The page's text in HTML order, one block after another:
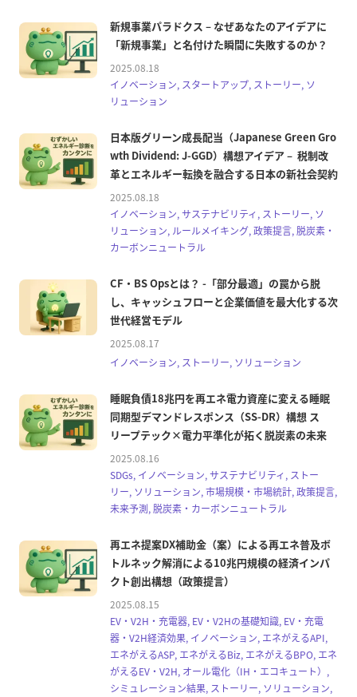
新規事業パラドクス – なぜあなたのアイデアに
「新規事業」と名付けた瞬間に失敗するのか？
2025.08.18
イノベーション, スタートアップ, ストーリー, ソ
リューション
日本版グリーン成長配当（Japanese Green Gro
wth Dividend: J-GGD）構想アイデア – 税制改
革とエネルギー転換を融合する日本の新社会契約
2025.08.18
イノベーション, サステナビリティ, ストーリー, ソ
リューション, ルールメイキング, 政策提言, 脱炭素・
カーボンニュートラル
CF・BS Opsとは？ -「部分最適」の罠から脱
し、キャッシュフローと企業価値を最大化する次
世代経営モデル
2025.08.17
イノベーション, ストーリー, ソリューション
睡眠負債18兆円を再エネ電力資産に変える睡眠
同期型デマンドレスポンス（SS-DR）構想 ス
リープテック×電力平準化が拓く脱炭素の未来
2025.08.16
SDGs, イノベーション, サステナビリティ, ストー
リー, ソリューション, 市場規模・市場統計, 政策提言,
未来予測, 脱炭素・カーボンニュートラル
再エネ提案DX補助金（案）による再エネ普及ボ
トルネック解消による10兆円規模の経済インパ
クト創出構想（政策提言）
2025.08.15
EV・V2H・充電器, EV・V2Hの基礎知識, EV・充電
器・V2H経済効果, イノベーション, エネがえるAPI,
エネがえるASP, エネがえるBiz, エネがえるBPO, エネ
がえるEV・V2H, オール電化（IH・エコキュート）,
シミュレーション結果, ストーリー, ソリューション,